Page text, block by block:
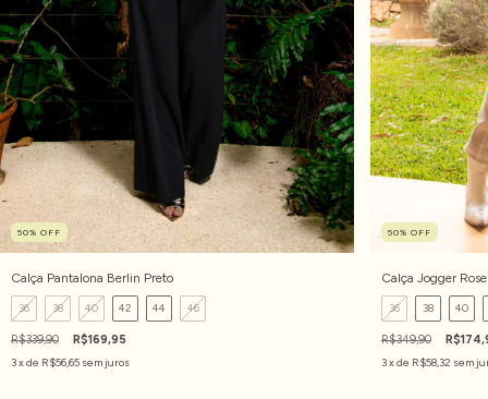
50% OFF
Calça Pantalona Berlin Preto
36 38 40 42 44 46
R$339,90
R$169,95
3x de R$56,65 sem juros
50% OFF
Calça Jogger
36 38 40
R$349,90
3x de R$58,32 sem